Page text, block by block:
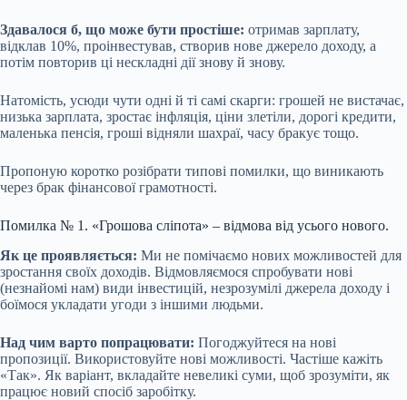
Здавалося б, що може бути простіше: отримав зарплату,
відклав 10%, проінвестував, створив нове джерело доходу, а
потім повторив ці нескладні дії знову й знову.
Натомість, усюди чути одні й ті самі скарги: грошей не вистачає,
низька зарплата, зростає інфляція, ціни злетіли, дорогі кредити,
маленька пенсія, гроші відняли шахраї, часу бракує тощо.
Пропоную коротко розібрати типові помилки, що виникають
через брак фінансової грамотності.
Помилка № 1. «Грошова сліпота» – відмова від усього нового.
Як це проявляється: Ми не помічаємо нових можливостей для
зростання своїх доходів. Відмовляємося спробувати нові
(незнайомі нам) види інвестицій, незрозумілі джерела доходу і
боїмося укладати угоди з іншими людьми.
Над чим варто попрацювати: Погоджуйтеся на нові
пропозиції. Використовуйте нові можливості. Частіше кажіть
«Так». Як варіант, вкладайте невеликі суми, щоб зрозуміти, як
працює новий спосіб заробітку.